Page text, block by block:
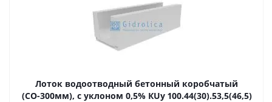
Лоток водоотводный бетонный коробчатый
(СО-300мм), с уклоном 0,5% КUу 100.44(30).53,5(46,5)